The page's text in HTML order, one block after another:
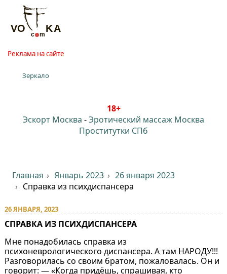
Реклама на сайте
Зеркало
18+
Эскорт Москва -Эротический массаж Москва
Проститутки СПб
Главная Январь 2023
26 января 2023
Справка из психдиспансера
26 ЯНВАРЯ, 2023
СПРАВКА ИЗ ПСИХДИСПАНСЕРА
Мне понадобилась справка из
психоневрологического диспансера. А там НАРОДУ!!!
Разговорилась со своим братом, пожаловалась. Он и
говорит: — «Когда придёшь, спрашивая, кто